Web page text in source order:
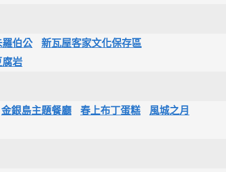
羅伯公
新瓦屋客家文化保存區
腐岩
金銀島主題餐廳 春上布丁蛋糕
風城之月